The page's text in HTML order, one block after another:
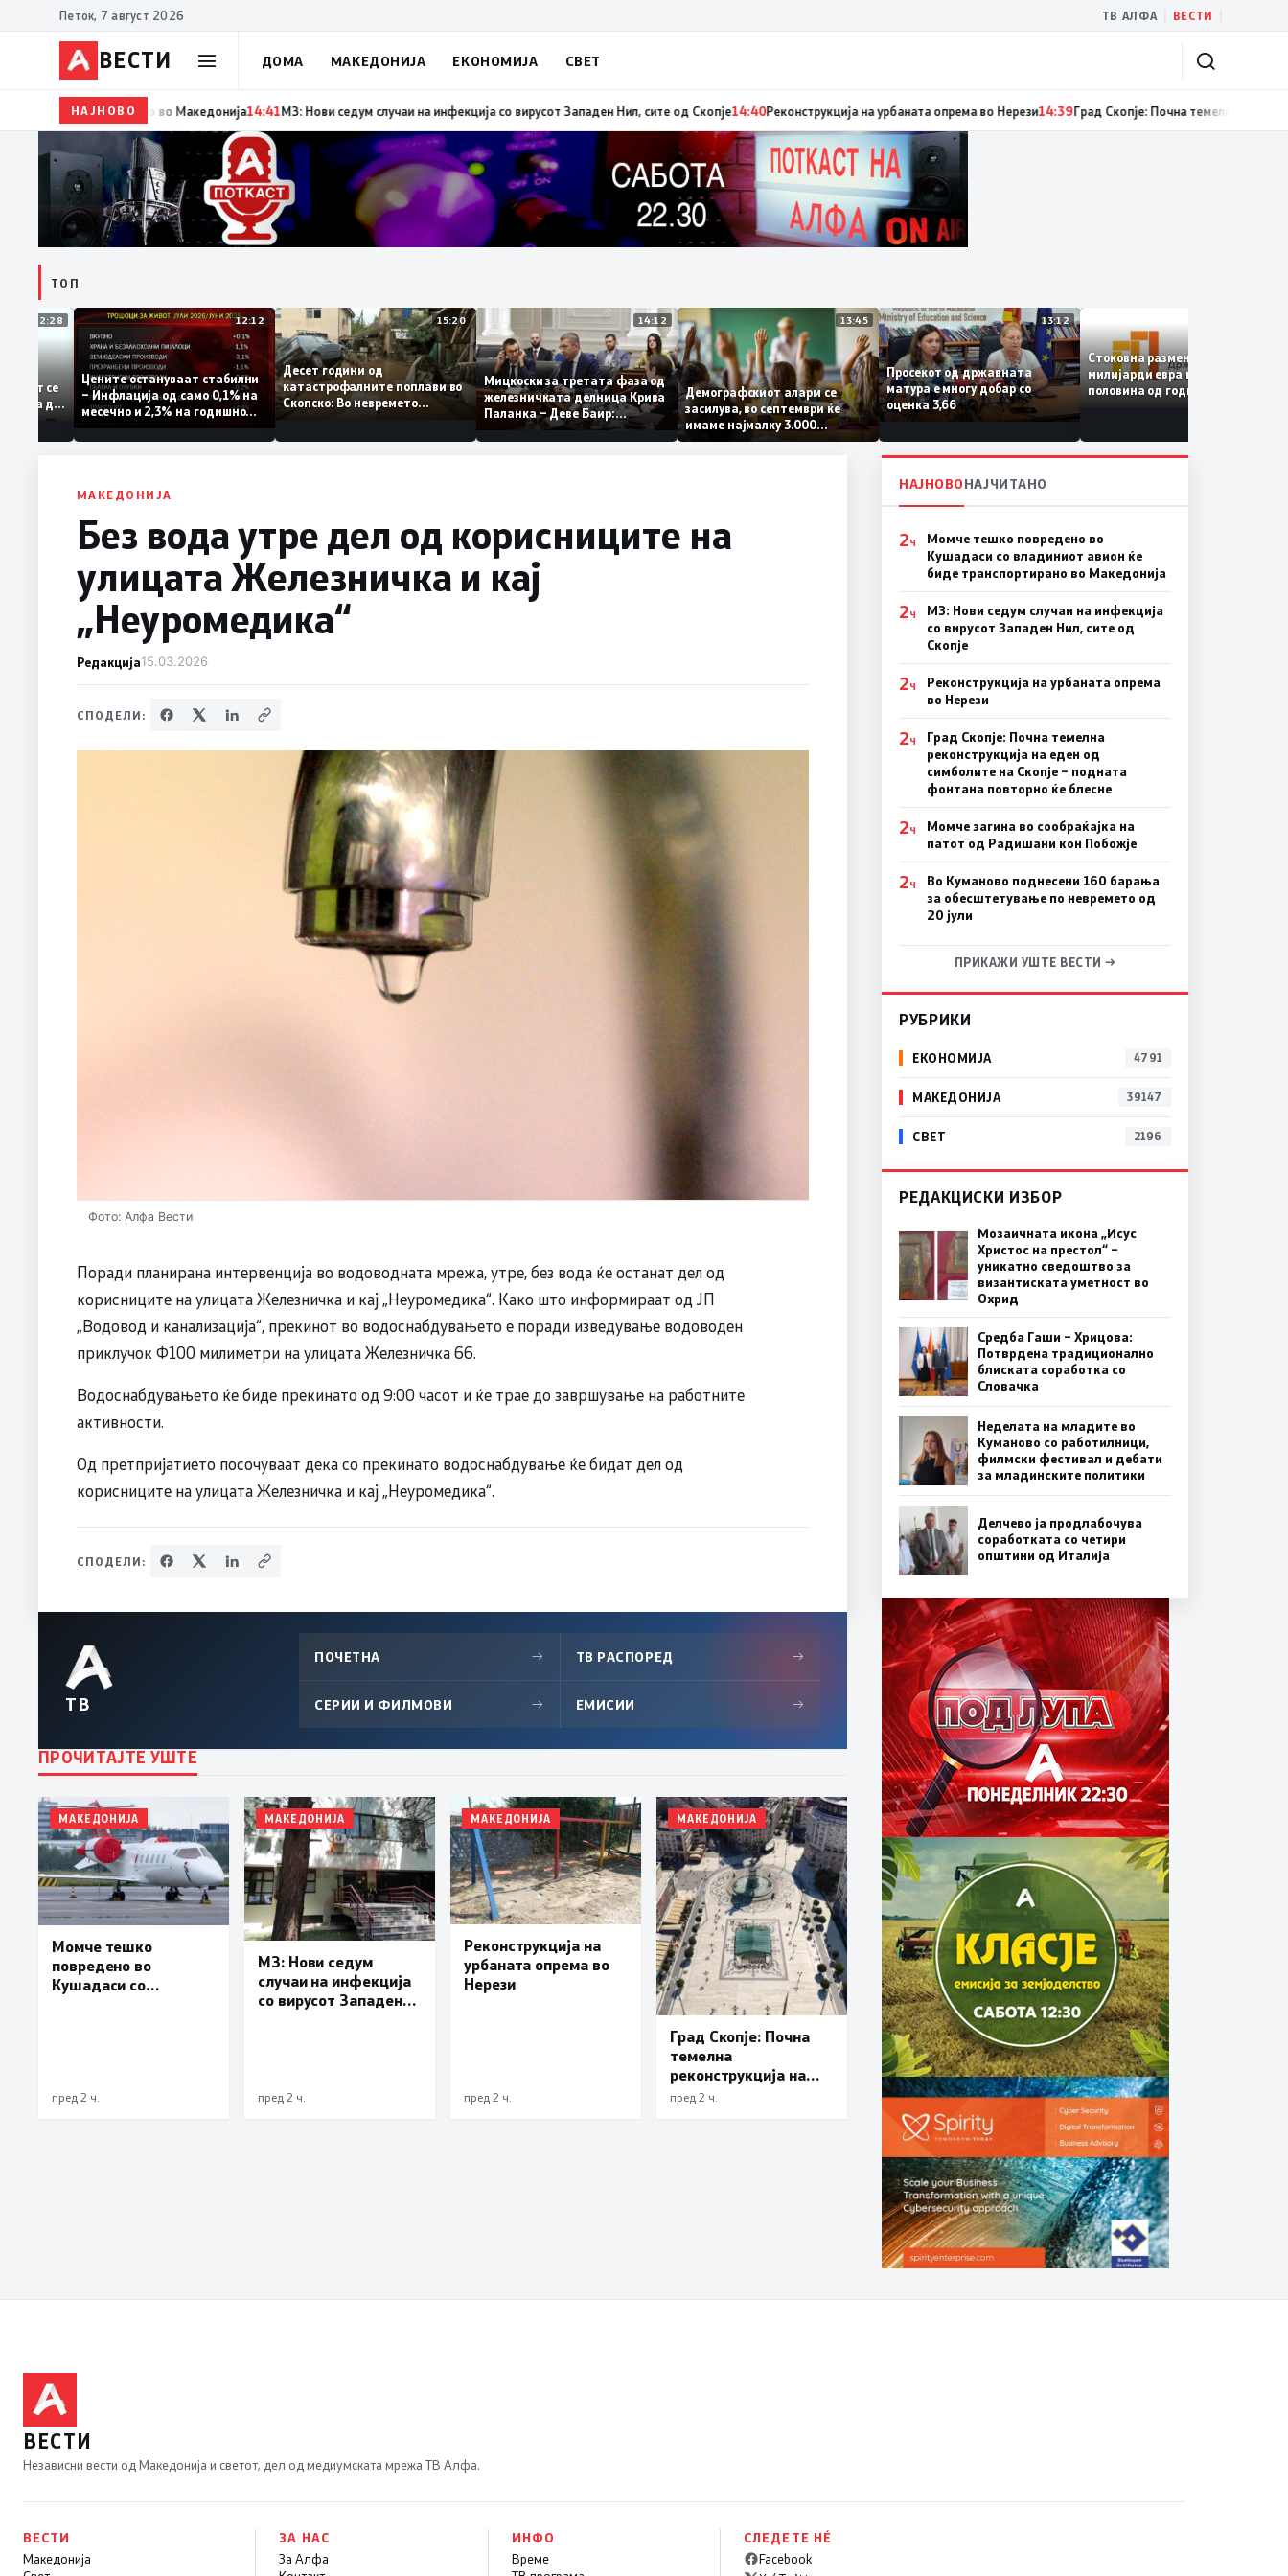
Петок, 7 август 2026 ТВ АЛФА ВЕСТИ
ВЕСТИ ДОМА МАКЕДОНИЈА ЕКОНОМИЈА СВЕТ
НАЈНОВО14:42Момче тешко повредено во Кушадаси со владиниот авион ќе биде транспортирано во Македонија14:41МЗ: Нови седум случаи на инфекција со вирусот Западен Нил, сите од Скопје
ТОП
12:28
–
се
нема да
12:12
Цените остануваат стабилни
– Инфлација од само 0,1% на
месечно и 2,3% на годишно
ниво
15:20
Десет години од
катастрофалните поплави во
Скопско: Во невремето
14:12
Мицкоски за третата фаза од
железничката делница Крива
Паланка – Деве Баир:
Проектот нема да заврши на
половина тунел во слепа
13:45
Демографскиот аларм се
засилува, во септември ќе
имаме најмалку 3.000
првачиња помалку
13:12
Просекот од државната
матура е многу добар со
оценка 3,66
Стоковна размена од 10,5
милијарди евра во првата
половина од годината –
МАКЕДОНИЈА
Без вода утре дел од корисниците на
улицата Железничка и кај
„Неуромедика“
Редакција15.03.2026
СПОДЕЛИ:
Фото: Алфа Вести
Поради планирана интервенција во водоводната мрежа, утре, без вода ќе останат дел од
корисниците на улицата Железничка и кај „Неуромедика“. Како што информираат од ЈП
„Водовод и канализација“, прекинот во водоснабдувањето е поради изведување водоводен
приклучок Ф100 милиметри на улицата Железничка 66.
Водоснабдувањето ќе биде прекинато од 9:00 часот и ќе трае до завршување на работните
активности.
Од претпријатието посочуваат дека со прекинато водоснабдување ќе бидат дел од
корисниците на улицата Железничка и кај „Неуромедика“.
СПОДЕЛИ:
ТВ
ПОЧЕТНА → ТВ РАСПОРЕД →
СЕРИИ И ФИЛМОВИ → ЕМИСИИ →
ПРОЧИТАЈТЕ УШТЕ
МАКЕДОНИЈА
Момче тешко
повредено во
Кушадаси со
пред 2 ч.
МАКЕДОНИЈА
МЗ: Нови седум
случаи на инфекција
со вирусот Западен
пред 2 ч.
МАКЕДОНИЈА
Реконструкција на
урбаната опрема во
Нерези
пред 2 ч.
МАКЕДОНИЈА
Град Скопје: Почна
темелна
реконструкција на
еден од симболите на
пред 2 ч.
НАЈНОВОНАЈЧИТАНО
2Ч
Момче тешко повредено во
Кушадаси со владиниот авион ќе
биде транспортирано во Македонија
2Ч
МЗ: Нови седум случаи на инфекција
со вирусот Западен Нил, сите од
Скопје
2Ч
Реконструкција на урбаната опрема
во Нерези
2Ч
Град Скопје: Почна темелна
реконструкција на еден од
симболите на Скопје – подната
фонтана повторно ќе блесне
2Ч
Момче загина во сообраќајка на
патот од Радишани кон Побожје
2Ч
Во Куманово поднесени 160 барања
за обесштетување по невремето од
20 јули
ПРИКАЖИ УШТЕ ВЕСТИ →
РУБРИКИ
ЕКОНОМИЈА 4791
МАКЕДОНИЈА 39147
СВЕТ 2196
РЕДАКЦИСКИ ИЗБОР
Мозаичната икона „Исус
Христос на престол“ –
уникатно сведоштво за
византиската уметност во
Охрид
Средба Гаши – Хрицова:
Потврдена традиционално
блиската соработка со
Словачка
Неделата на младите во
Куманово со работилници,
филмски фестивал и дебати
за младинските политики
Делчево ја продлабочува
соработката со четири
општини од Италија
ВЕСТИ
Независни вести од Македонија и светот, дел од медиумската мрежа ТВ Алфа.
ВЕСТИ
Македонија
ЗА НАС
За Алфа
ИНФО
Време
СЛЕДЕТЕ НÉ
Facebook